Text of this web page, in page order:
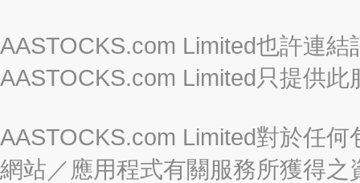
AASTOCKS.com Limited也許連
AASTOCKS.com Limited只提供
AASTOCKS.com Limited對於任
網站／應用程式有關服務所獲得